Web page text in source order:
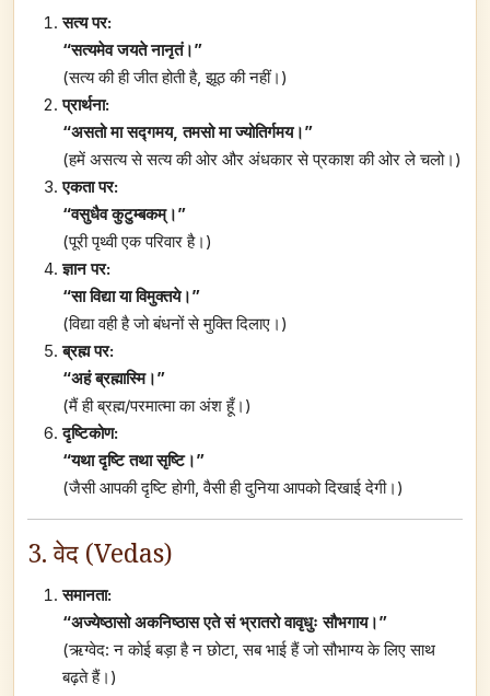
सत्य पर:
“सत्यमेव जयते नानृतं।”
(सत्य की ही जीत होती है, झूठ की नहीं।)
प्रार्थना:
“असतो मा सद्गमय, तमसो मा ज्योतिर्गमय।”
(हमें असत्य से सत्य की ओर और अंधकार से प्रकाश की ओर ले चलो।)
एकता पर:
“वसुधैव कुटुम्बकम्।”
(पूरी पृथ्वी एक परिवार है।)
ज्ञान पर:
“सा विद्या या विमुक्तये।”
(विद्या वही है जो बंधनों से मुक्ति दिलाए।)
ब्रह्म पर:
“अहं ब्रह्मास्मि।”
(मैं ही ब्रह्म/परमात्मा का अंश हूँ।)
दृष्टिकोण:
“यथा दृष्टि तथा सृष्टि।”
(जैसी आपकी दृष्टि होगी, वैसी ही दुनिया आपको दिखाई देगी।)
3. वेद (Vedas)
समानता:
“अज्येष्ठासो अकनिष्ठास एते सं भ्रातरो वावृधुः सौभगाय।”
(ऋग्वेद: न कोई बड़ा है न छोटा, सब भाई हैं जो सौभाग्य के लिए साथ
बढ़ते हैं।)